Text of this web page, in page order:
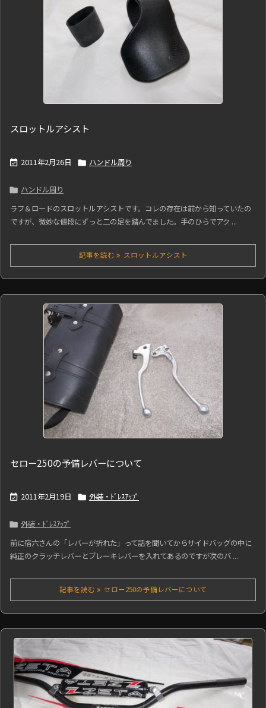
スロットルアシスト
 2011年2月26日  ハンドル周り
 ハンドル周り
ラフ＆ロードのスロットルアシストです。コレの存在は前から知っていたの
ですが、微妙な値段にずっと二の足を踏んでました。手のひらでアク ...
記事を読む スロットルアシスト
セロー250の予備レバーについて
 2011年2月19日  外装・ﾄﾞﾚｽｱｯﾌﾟ
 外装・ﾄﾞﾚｽｱｯﾌﾟ
前に宿六さんの「レバーが折れた」って話を聞いてからサイドバッグの中に
純正のクラッチレバーとブレーキレバーを入れてあるのですが次のバ ...
記事を読む セロー250の予備レバーについて